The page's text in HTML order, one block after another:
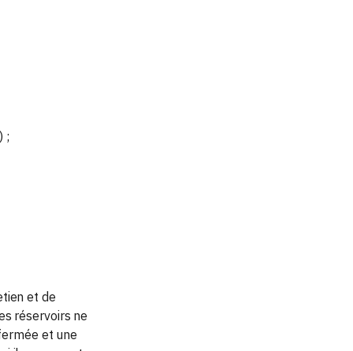
;
et de
réservoirs ne
et une